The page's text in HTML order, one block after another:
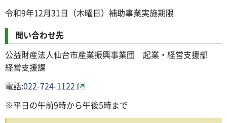
令和9年12月31日（木曜日）補助事業実施期限
問い合わせ先
公益財産法人仙台市産業振興事業団 起業・経営支援部
経営支援課
電話:022-724-1122
※平日の午前9時から午後5時まで